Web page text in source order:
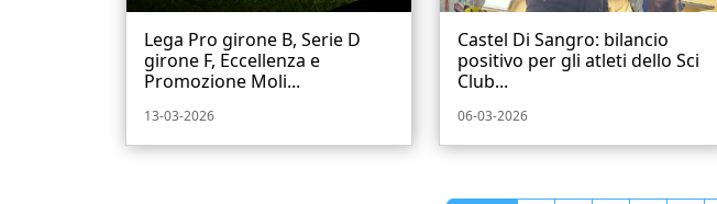
Lega Pro girone B, Serie D
girone F, Eccellenza e
Promozione Moli...
13-03-2026
Castel Di Sangro: bilancio
positivo per gli atleti dello Sci
Club...
06-03-2026